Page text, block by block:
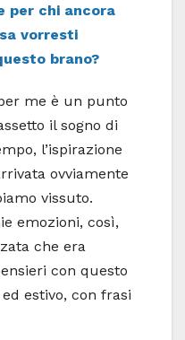
per chi ancora
vorresti
brano?
me è un punto
il sogno di
l’ispirazione
ovviamente
vissuto.
emozioni, così,
che era
con questo
estivo, con frasi